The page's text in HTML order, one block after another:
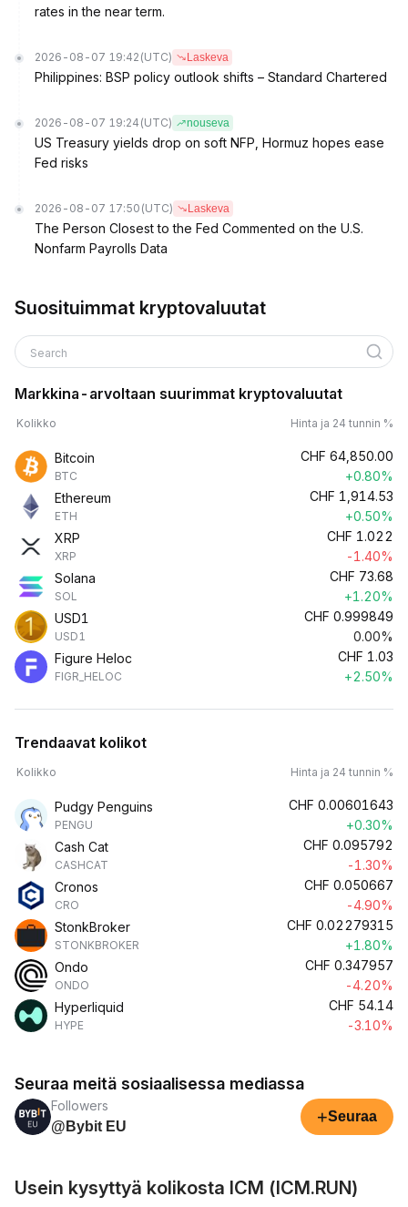
rates in the near term.
2026-08-07 19:42 (UTC) Laskeva
Philippines: BSP policy outlook shifts – Standard Chartered
2026-08-07 19:24 (UTC) nouseva
US Treasury yields drop on soft NFP, Hormuz hopes ease
Fed risks
2026-08-07 17:50 (UTC) Laskeva
The Person Closest to the Fed Commented on the U.S.
Nonfarm Payrolls Data
Suosituimmat kryptovaluutat
Search
Markkina-arvoltaan suurimmat kryptovaluutat
Kolikko Hinta ja 24 tunnin %
Bitcoin
BTC
CHF 64,850.00
+0.80%
Ethereum
ETH
CHF 1,914.53
+0.50%
XRP
XRP
CHF 1.022
-1.40%
Solana
SOL
CHF 73.68
+1.20%
USD1
USD1
CHF 0.999849
0.00%
Figure Heloc
FIGR_HELOC
CHF 1.03
+2.50%
Trendaavat kolikot
Kolikko Hinta ja 24 tunnin %
Pudgy Penguins
PENGU
CHF 0.00601643
+0.30%
Cash Cat
CASHCAT
CHF 0.095792
-1.30%
Cronos
CRO
CHF 0.050667
-4.90%
StonkBroker
STONKBROKER
CHF 0.02279315
+1.80%
Ondo
ONDO
CHF 0.347957
-4.20%
Hyperliquid
HYPE
CHF 54.14
-3.10%
Seuraa meitä sosiaalisessa mediassa
Followers
@Bybit EU
+Seuraa
Usein kysyttyä kolikosta ICM (ICM.RUN)